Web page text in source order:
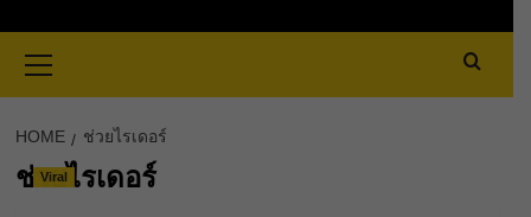
Menu
HOME ช่วยไรเดอร์
ช่วยไรเดอร์
Viral